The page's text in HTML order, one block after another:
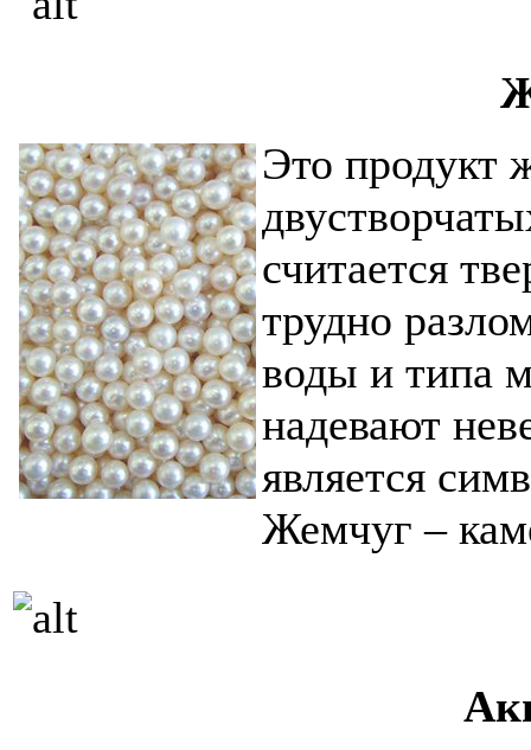
Это продукт
считается
трудно
воды и типа
надевают
является
Жемчуг –